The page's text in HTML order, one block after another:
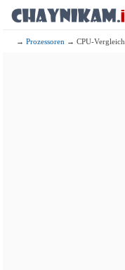
→Prozessoren → CPU-Vergleich